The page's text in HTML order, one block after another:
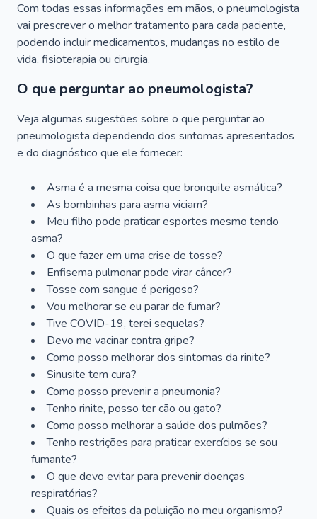
Com todas essas informações em mãos, o pneumologista
vai prescrever o melhor tratamento para cada paciente,
podendo incluir medicamentos, mudanças no estilo de
vida, fisioterapia ou cirurgia.
O que perguntar ao pneumologista?
Veja algumas sugestões sobre o que perguntar ao
pneumologista dependendo dos sintomas apresentados
e do diagnóstico que ele fornecer:
Asma é a mesma coisa que bronquite asmática?
As bombinhas para asma viciam?
Meu filho pode praticar esportes mesmo tendo
asma?
O que fazer em uma crise de tosse?
Enfisema pulmonar pode virar câncer?
Tosse com sangue é perigoso?
Vou melhorar se eu parar de fumar?
Tive COVID-19, terei sequelas?
Devo me vacinar contra gripe?
Como posso melhorar dos sintomas da rinite?
Sinusite tem cura?
Como posso prevenir a pneumonia?
Tenho rinite, posso ter cão ou gato?
Como posso melhorar a saúde dos pulmões?
Tenho restrições para praticar exercícios se sou
fumante?
O que devo evitar para prevenir doenças
respiratórias?
Quais os efeitos da poluição no meu organismo?